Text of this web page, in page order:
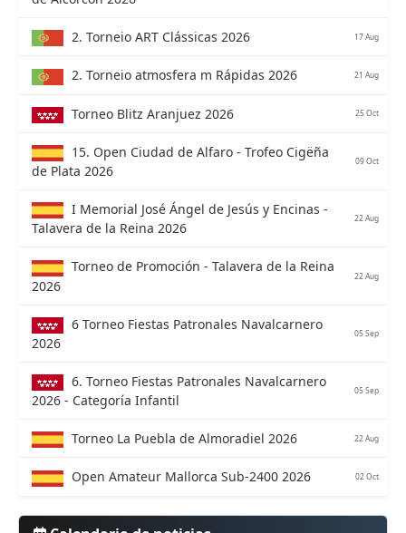
2. Torneio ART Clássicas 2026 17 Aug
2. Torneio atmosfera m Rápidas 2026 21 Aug
Torneo Blitz Aranjuez 2026 25 Oct
15. Open Ciudad de Alfaro - Trofeo Cigëña
de Plata 2026
09 Oct
I Memorial José Ángel de Jesús y Encinas -
Talavera de la Reina 2026
22 Aug
Torneo de Promoción - Talavera de la Reina
2026
22 Aug
6 Torneo Fiestas Patronales Navalcarnero
2026
05 Sep
6. Torneo Fiestas Patronales Navalcarnero
2026 - Categoría Infantil
05 Sep
Torneo La Puebla de Almoradiel 2026 22 Aug
Open Amateur Mallorca Sub-2400 2026 02 Oct